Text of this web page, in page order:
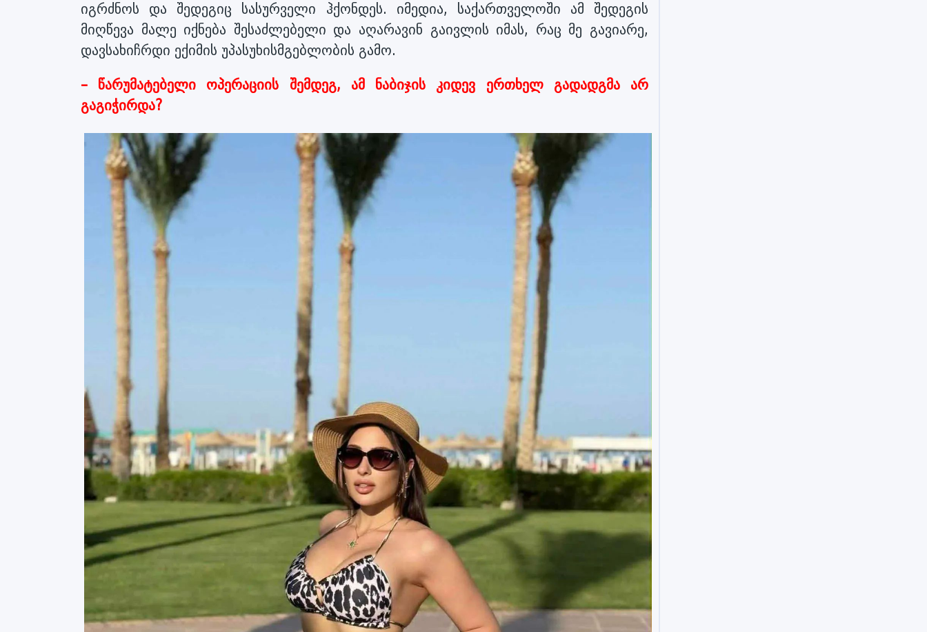
იგრძნოს და შედეგიც სასურველი ჰქონდეს. იმედია, საქართველოში ამ შედეგის
მიღწევა მალე იქნება შესაძლებელი და აღარავინ გაივლის იმას, რაც მე გავიარე,
დავსახიჩრდი ექიმის უპასუხისმგებლობის გამო.
– წარუმატებელი ოპერაციის შემდეგ, ამ ნაბიჯის კიდევ ერთხელ გადადგმა არ
გაგიჭირდა?